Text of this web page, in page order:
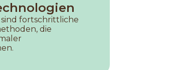
sind fortschrittliche
die